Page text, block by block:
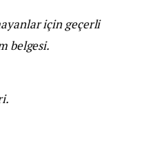
için geçerli
belgesi.